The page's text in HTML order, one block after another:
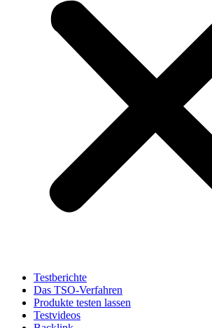
Testberichte
Das TSO-Verfahren
Produkte testen lassen
Testvideos